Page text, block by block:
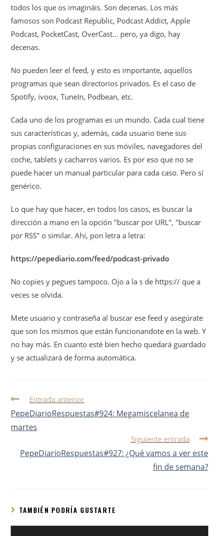
todos los que os imagináis. Son decenas. Los más
famosos son Podcast Republic, Podcast Addict, Apple
Podcast, PocketCast, OverCast... pero, ya digo, hay
decenas.
No pueden leer el feed, y esto es importante, aquellos
programas que sean directorios privados. Es el caso de
Spotify, ivoox, TuneIn, Podbean, etc.
Cada uno de los programas es un mundo. Cada cual tiene
sus características y, además, cada usuario tiene sus
propias configuraciones en sus móviles, navegadores del
coche, tablets y cacharros varios. Es por eso que no se
puede hacer un manual particular para cada caso. Pero sí
genérico.
Lo que hay que hacer, en todos los casos, es buscar la
dirección a mano en la opción "buscar por URL", "buscar
por RSS" o similar. Ahí, pon letra a letra:
https://pepediario.com/feed/podcast-privado
No copies y pegues tampoco. Ojo a la s de https:// que a
veces se olvida.
Mete usuario y contraseña al buscar ese feed y asegúrate
que son los mismos que están funcionandote en la web. Y
no hay más. En cuanto esté bien hecho quedará guardado
y se actualizará de forma automática.
Entrada anterior
PepeDiarioRespuestas#924: Megamiscelanea de
martes
Siguiente entrada
PepeDiarioRespuestas#927: ¿Qué vamos a ver este
fin de semana?
TAMBIÉN PODRÍA GUSTARTE